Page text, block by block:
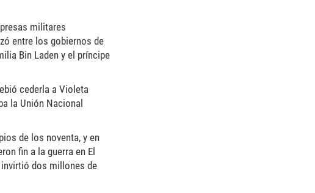
militares
entre los gobiernos de
Bin Laden y el príncipe
cederla a Violeta
la Unión Nacional
de los noventa, y en
fin a la guerra en El
invirtió dos millones de